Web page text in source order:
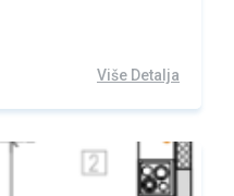
Više Detalja